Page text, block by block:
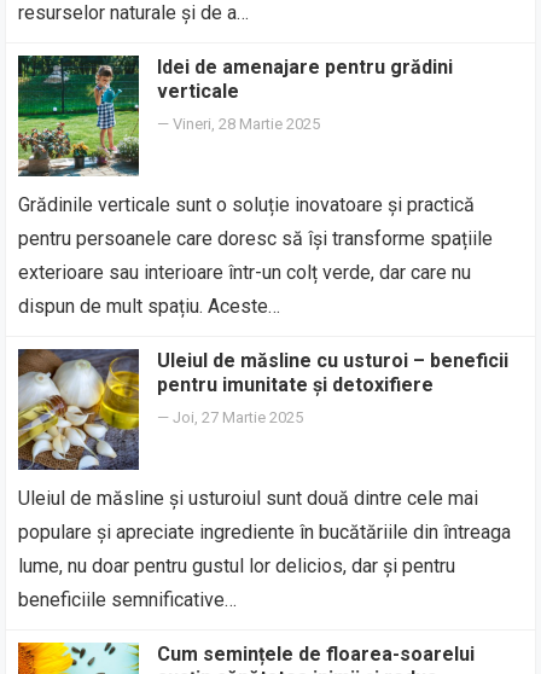
resurselor naturale și de a…
Idei de amenajare pentru grădini
verticale
—Vineri, 28 Martie 2025
Grădinile verticale sunt o soluție inovatoare și practică
pentru persoanele care doresc să își transforme spațiile
exterioare sau interioare într-un colț verde, dar care nu
dispun de mult spațiu. Aceste…
Uleiul de măsline cu usturoi – beneficii
pentru imunitate și detoxifiere
—Joi, 27 Martie 2025
Uleiul de măsline și usturoiul sunt două dintre cele mai
populare și apreciate ingrediente în bucătăriile din întreaga
lume, nu doar pentru gustul lor delicios, dar și pentru
beneficiile semnificative…
Cum semințele de floarea-soarelui